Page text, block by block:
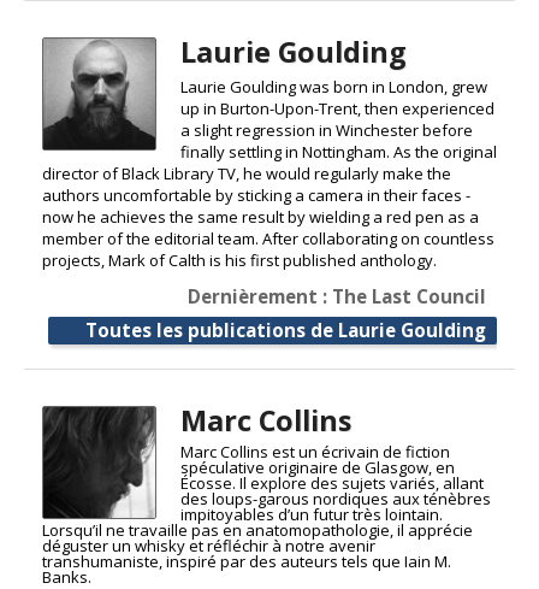
Laurie Goulding
Laurie Goulding was born in London, grew
up in Burton-Upon-Trent, then experienced
a slight regression in Winchester before
finally settling in Nottingham. As the original
director of Black Library TV, he would regularly make the
authors uncomfortable by sticking a camera in their faces -
now he achieves the same result by wielding a red pen as a
member of the editorial team. After collaborating on countless
projects, Mark of Calth is his first published anthology.
Dernièrement : The Last Council
Toutes les publications de Laurie Goulding
Marc Collins
Marc Collins est un écrivain de fiction
spéculative originaire de Glasgow, en
Écosse. Il explore des sujets variés, allant
des loups-garous nordiques aux ténèbres
impitoyables d’un futur très lointain.
Lorsqu’il ne travaille pas en anatomopathologie, il apprécie
déguster un whisky et réfléchir à notre avenir
transhumaniste, inspiré par des auteurs tels que Iain M.
Banks.